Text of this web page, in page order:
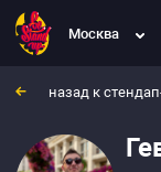
Москва
назад к